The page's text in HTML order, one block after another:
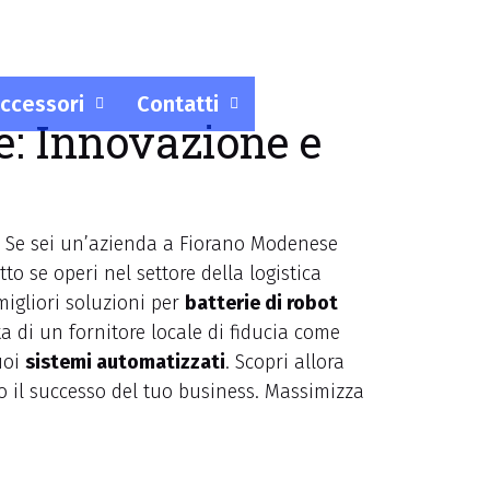
Contatti
Innovazione e
Se sei un’azienda a Fiorano Modenese
se operi nel settore della logistica
soluzioni per batterie di robot
di un fornitore locale di fiducia come
sistemi automatizzati. Scopri allora
successo del tuo business. Massimizza